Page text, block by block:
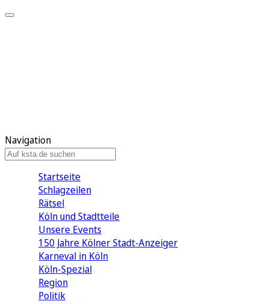
Navigation
Startseite
Schlagzeilen
Rätsel
Köln und Stadtteile
Unsere Events
150 Jahre Kölner Stadt-Anzeiger
Karneval in Köln
Köln-Spezial
Region
Politik